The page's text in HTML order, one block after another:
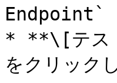
Endpoint`
* **\[テス
をクリック